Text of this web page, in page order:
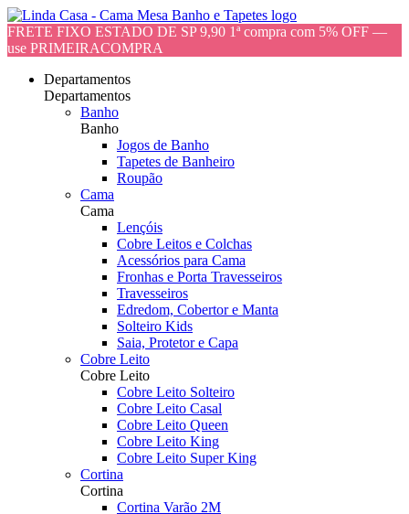
FRETE FIXO ESTADO DE SP 9,90 1ª compra com 5% OFF —
use PRIMEIRACOMPRA
Departamentos
Departamentos
Banho
Banho
Jogos de Banho
Tapetes de Banheiro
Roupão
Cama
Cama
Lençóis
Cobre Leitos e Colchas
Acessórios para Cama
Fronhas e Porta Travesseiros
Travesseiros
Edredom, Cobertor e Manta
Solteiro Kids
Saia, Protetor e Capa
Cobre Leito
Cobre Leito
Cobre Leito Solteiro
Cobre Leito Casal
Cobre Leito Queen
Cobre Leito King
Cobre Leito Super King
Cortina
Cortina
Cortina Varão 2M